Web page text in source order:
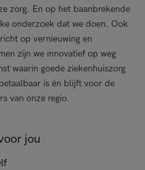
zorg. En op het baanbrekende
onderzoek dat we doen. Ook
op vernieuwing en
zijn we innovatief op weg
waarin goede ziekenhuiszorg
is én blijft voor de
van onze regio.
jou